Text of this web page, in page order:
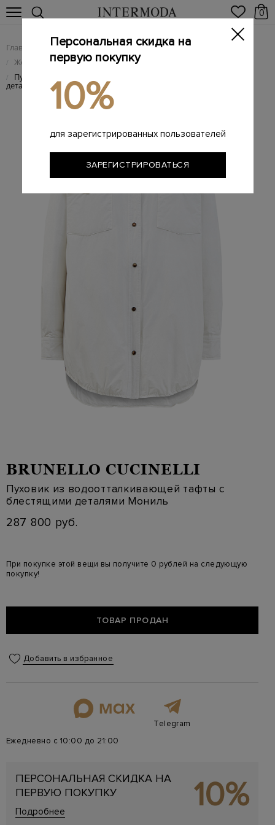
0
Главная Женщинам / Женская одежда
/ Женские пуховики
/ Пуховик из водоотталкивающей тафты с блестящими
деталями Мониль
BRUNELLO CUCINELLI
Пуховик из водоотталкивающей тафты с
блестящими деталями Мониль
287 800 руб.
При покупке этой вещи вы получите 0 рублей на следующую
покупку!
ТОВАР ПРОДАН
Добавить в избранное
Telegram
Ежедневно с 10:00 до 21:00
ПЕРСОНАЛЬНАЯ СКИДКА НА
ПЕРВУЮ ПОКУПКУ
Подробнее 10%
Персональная скидка на
первую покупку
10%
для зарегистрированных пользователей
ЗАРЕГИСТРИРОВАТЬСЯ